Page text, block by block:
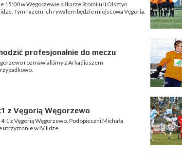
15:00 w Węgorzewie piłkarze Stomilu II Olsztyn
Tym razem ich rywalem będzie miejscowa Vęgoria.
profesjonalnie do meczu
rozmawialiśmy z Arkadiuszem
z Vęgorią Węgorzewo
z Vęgorią Węgorzewo. Podopieczni Michała
utrzymanie w IV lidze.